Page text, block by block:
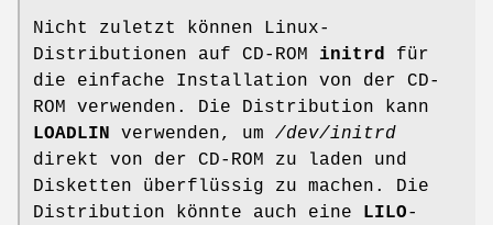
Nicht zuletzt können Linux-
Distributionen auf CD-ROM initrd für
die einfache Installation von der CD-
ROM verwenden. Die Distribution kann
LOADLIN verwenden, um /dev/initrd
direkt von der CD-ROM zu laden und
Disketten überflüssig zu machen. Die
Distribution könnte auch eine LILO-